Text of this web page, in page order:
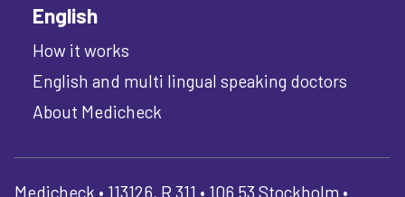
English
How it works
English and multi lingual speaking doctors
About Medicheck
Medicheck • 113126, R 311 • 106 53 Stockholm •